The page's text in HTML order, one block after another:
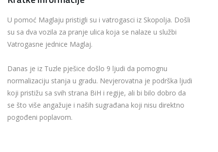
U pomoć Maglaju pristigli su i vatrogasci iz Skopolja. Došli
su sa dva vozila za pranje ulica koja se nalaze u službi
Vatrogasne jednice Maglaj.
Danas je iz Tuzle pješice došlo 9 ljudi da pomognu
normalizaciju stanja u gradu. Nevjerovatna je podrška ljudi
koji pristižu sa svih strana BiH i regije, ali bi bilo dobro da
se što više angažuje i naših sugrađana koji nisu direktno
pogođeni poplavom.